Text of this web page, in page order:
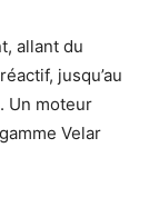
allant du
jusqu’au
Un moteur
Velar